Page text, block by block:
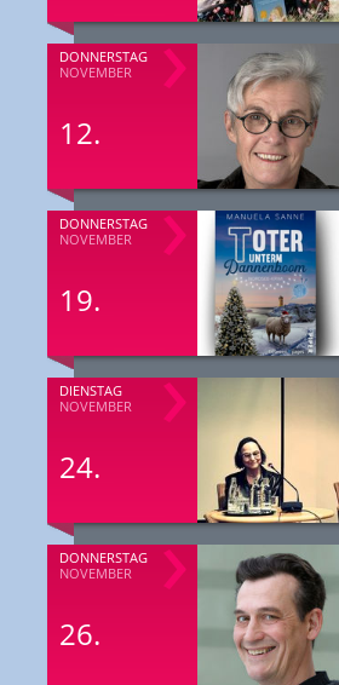
DONNERSTAG
NOVEMBER
12.
DONNERSTAG
NOVEMBER
19.
DIENSTAG
NOVEMBER
24.
DONNERSTAG
NOVEMBER
26.